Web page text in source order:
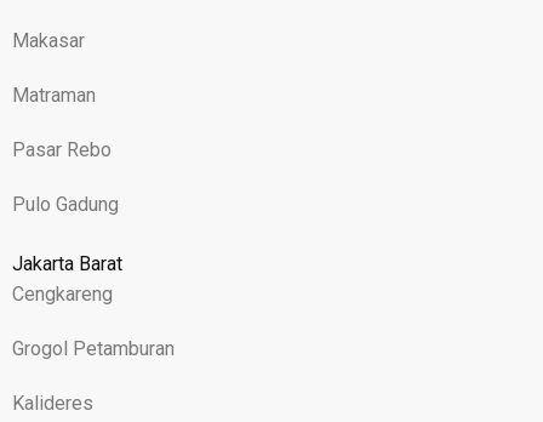
Makasar
Matraman
Pasar Rebo
Pulo Gadung
Jakarta Barat
Cengkareng
Grogol Petamburan
Kalideres